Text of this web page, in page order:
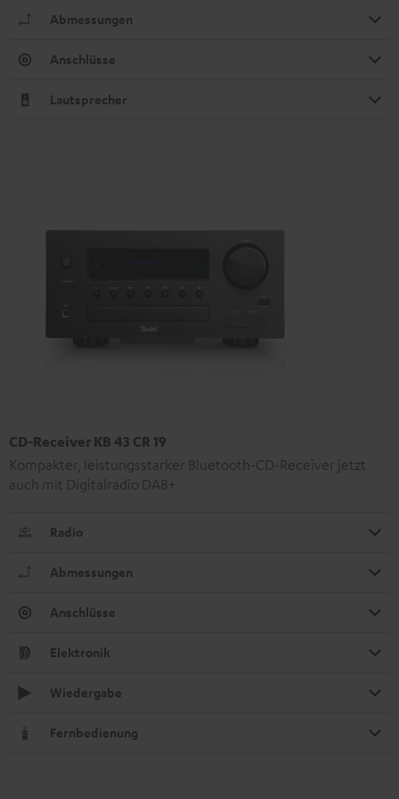
Abmessungen
Anschlüsse
Lautsprecher
CD-Receiver KB 43 CR 19
Kompakter, leistungsstarker Bluetooth-CD-Receiver jetzt
auch mit Digitalradio DAB+
Radio
Abmessungen
Anschlüsse
Elektronik
Wiedergabe
Fernbedienung